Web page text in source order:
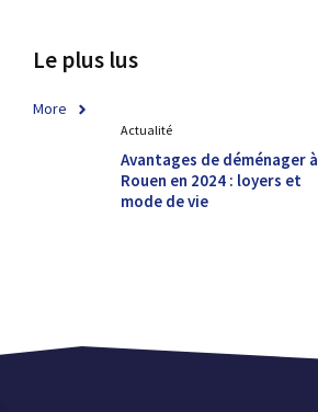
Le plus lus
More
Actualité
Avantages de déménager à
Rouen en 2024 : loyers et
mode de vie